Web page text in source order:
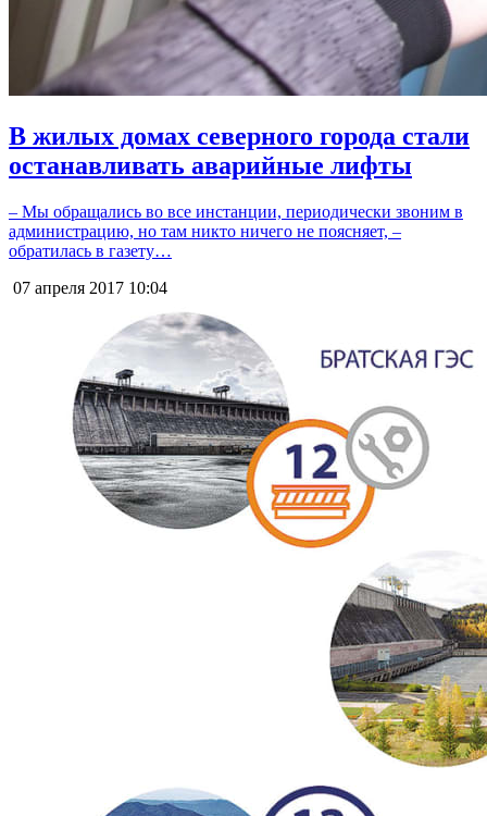
В жилых домах северного города стали
останавливать аварийные лифты
– Мы обращались во все инстанции, периодически звоним в
администрацию, но там никто ничего не поясняет, –
обратилась в газету…
07 апреля 2017 10:04